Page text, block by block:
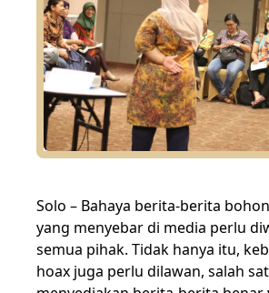
Solo – Bahaya berita-berita
yang menyebar di media perlu
semua pihak. Tidak hanya itu,
hoax juga perlu dilawan, salah